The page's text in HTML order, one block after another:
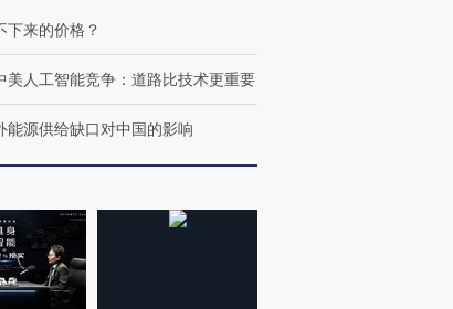
下来的价格？
美人工智能竞争：道路比技术更重要
能源供给缺口对中国的影响